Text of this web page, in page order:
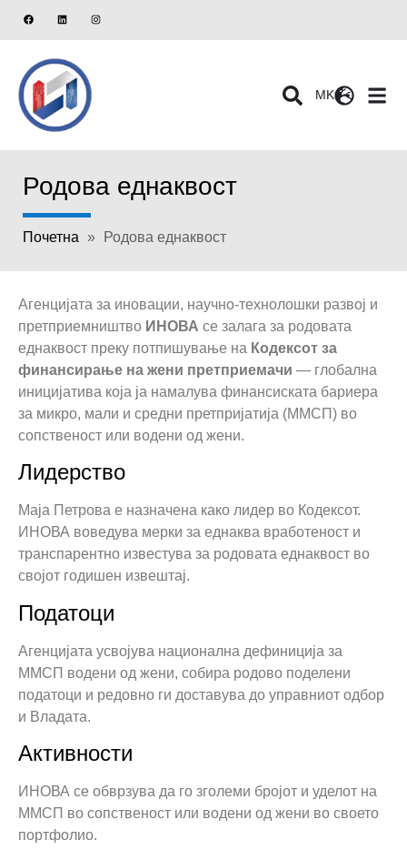
MK
Родова еднаквост
Почетна » Родова еднаквост
Агенцијата за иновации, научно-технолошки развој и
претприемништво ИНОВА се залага за родовата
еднаквост преку потпишување на Кодексот за
финансирање на жени претприемачи — глобална
иницијатива која ја намалува финансиската бариера
за микро, мали и средни претпријатија (ММСП) во
сопственост или водени од жени.
Лидерство
Maja Петровa е назначена како лидер во Кодексот.
ИНОВА воведува мерки за еднаква вработеност и
транспарентно известува за родовата еднаквост во
својот годишен извештај.
Податоци
Агенцијата усвојува национална дефиниција за
ММСП водени од жени, собира родово поделени
податоци и редовно ги доставува до управниот одбор
и Владата.
Активности
ИНОВА се обврзува да го зголеми бројот и уделот на
ММСП во сопственост или водени од жени во своето
портфолио.